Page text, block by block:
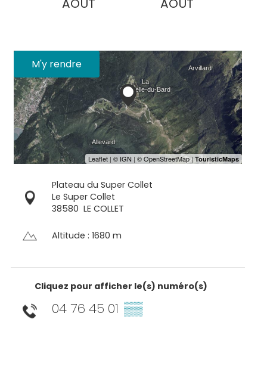
AOÛT AOÛT
M'y rendre
Plateau du Super Collet
Le Super Collet
38580 LE COLLET
Altitude : 1680 m
Cliquez pour afficher le(s) numéro(s)
04 76 45 01 ▒▒